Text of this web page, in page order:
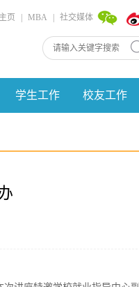
页 | MBA | 社交媒体
学生工作 校友工作